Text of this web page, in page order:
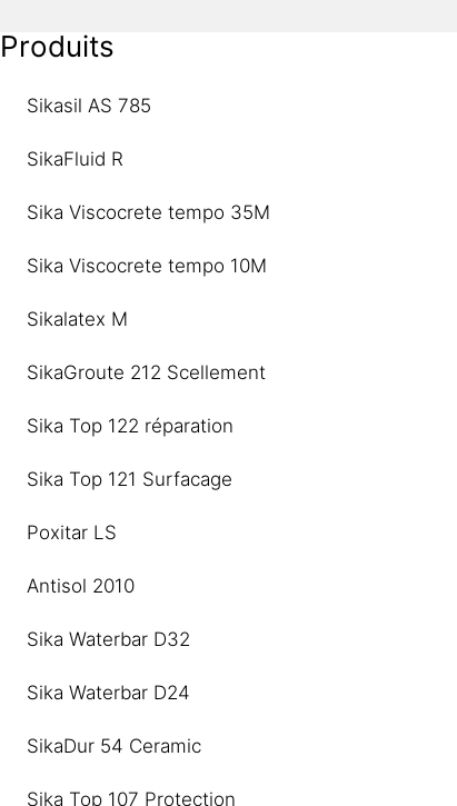
Produits
Sikasil AS 785
SikaFluid R
Sika Viscocrete tempo 35M
Sika Viscocrete tempo 10M
Sikalatex M
SikaGroute 212 Scellement
Sika Top 122 réparation
Sika Top 121 Surfacage
Poxitar LS
Antisol 2010
Sika Waterbar D32
Sika Waterbar D24
SikaDur 54 Ceramic
Sika Top 107 Protection